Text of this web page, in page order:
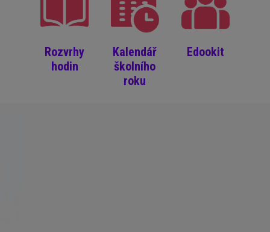
Rozvrhy
hodin
Kalendář
školního
roku
Edookit